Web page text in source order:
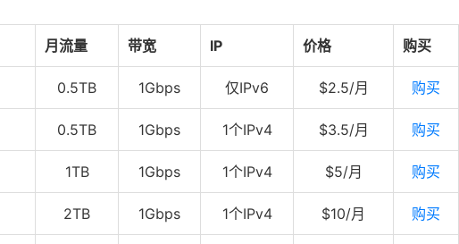
月流量 带宽 IP 价格 购买
0.5TB 1Gbps 仅IPv6 $2.5/月 购买
0.5TB 1Gbps 1个IPv4 $3.5/月 购买
1TB 1Gbps 1个IPv4 $5/月 购买
2TB 1Gbps 1个IPv4 $10/月 购买